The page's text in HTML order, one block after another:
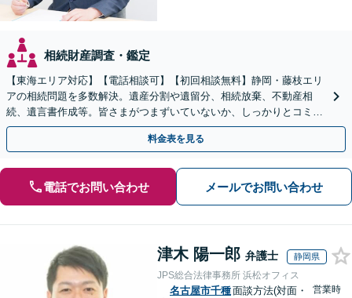
相続財産調査・鑑定
【東海エリア対応】【電話相談可】【初回相談無料】静岡・藤枝エリ
アの相続問題を多数解決。遺産分割や遺留分、相続放棄、不動産相
続、遺言書作成等。皆さまがつまずいていないか、しっかりとコミュ
ニケーションを取りながらお話を進めます【休日夜間相談可】
料金表を見る
電話でお問い合わせ メールでお問い合わせ
津木 陽一郎 弁護士 静岡県
JPS総合法律事務所 浜松オフィス
名古屋市千種面談方法(対面・
営業時